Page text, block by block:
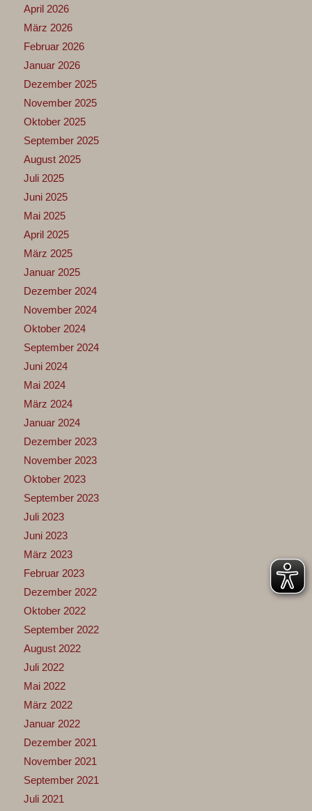
April 2026
März 2026
Februar 2026
Januar 2026
Dezember 2025
November 2025
Oktober 2025
September 2025
August 2025
Juli 2025
Juni 2025
Mai 2025
April 2025
März 2025
Januar 2025
Dezember 2024
November 2024
Oktober 2024
September 2024
Juni 2024
Mai 2024
März 2024
Januar 2024
Dezember 2023
November 2023
Oktober 2023
September 2023
Juli 2023
Juni 2023
März 2023
Februar 2023
Dezember 2022
Oktober 2022
September 2022
August 2022
Juli 2022
Mai 2022
März 2022
Januar 2022
Dezember 2021
November 2021
September 2021
Juli 2021